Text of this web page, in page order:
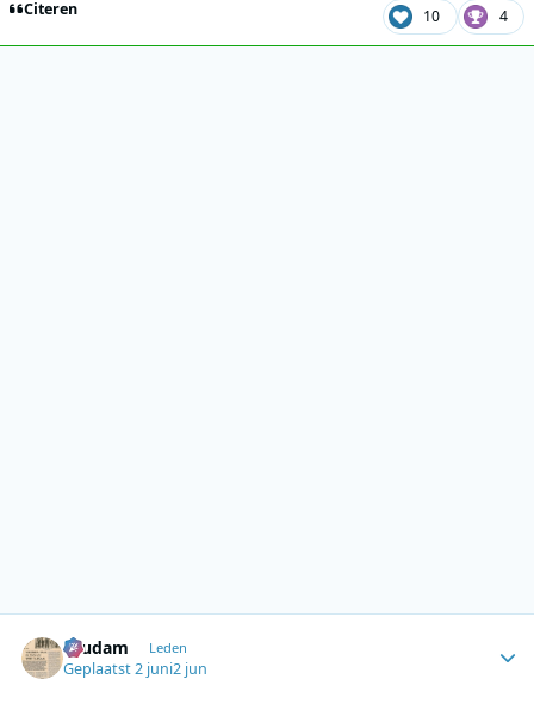
Citeren 10 4
ruudam Leden
Geplaatst2 juni2 jun